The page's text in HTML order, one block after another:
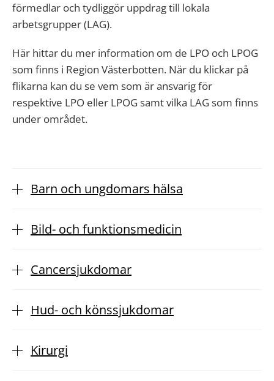
förmedlar och tydliggör uppdrag till lokala
arbetsgrupper (LAG).
Här hittar du mer information om de LPO och LPOG
som finns i Region Västerbotten. När du klickar på
flikarna kan du se vem som är ansvarig för
respektive LPO eller LPOG samt vilka LAG som finns
under området.
Barn och ungdomars hälsa
Bild- och funktionsmedicin
Cancersjukdomar
Hud- och könssjukdomar
Kirurgi